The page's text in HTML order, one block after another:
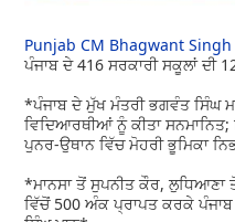
Punjab CM Bhagwant
ਪੰਜਾਬ ਦੇ 416 ਸਰਕਾਰੀ ਸਕੂਲਾਂ ਦੀ
*ਪੰਜਾਬ ਦੇ ਮੁੱਖ ਮੰਤਰੀ ਭਗਵੰਤ ਸਿੰਘ
ਵਿਦਿਆਰਥੀਆਂ ਨੂੰ ਕੀਤਾ
ਪੁਨਰ-ਉਥਾਨ ਵਿੱਚ ਮੋਹਰੀ ਭੂਮਿਕਾ
*ਮਾਨਸਾ ਤੋਂ ਸੁਪਨੀਤ ਕੌਰ, ਲੁਧਿਆਣਾ
ਵਿੱਚੋਂ 500 ਅੰਕ ਪ੍ਰਾਪਤ ਕਰਕੇ